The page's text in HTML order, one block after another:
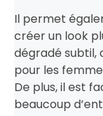
Il permet
créer un look
dégradé subtil,
pour les
De plus, il est
beaucoup